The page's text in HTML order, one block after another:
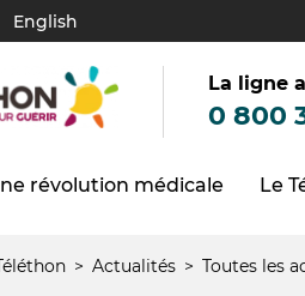
English
La ligne
0 800
révolution médicale Le
Actualités Toutes les